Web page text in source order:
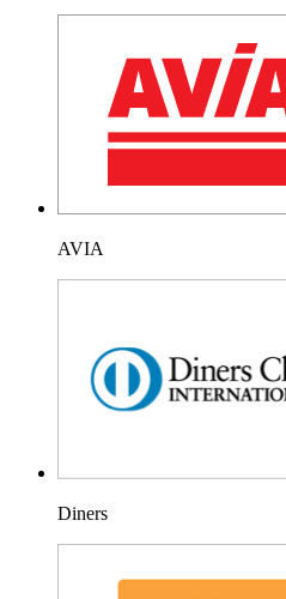
AVIA
Diners